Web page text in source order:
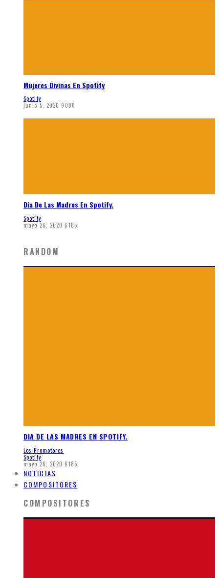
Mujeres Divinas En Spotify
Spotify
junio 5, 2020 9088
Dia De Las Madres En Spotify.
Spotify
mayo 26, 2020 6185
RANDOM
DIA DE LAS MADRES EN SPOTIFY.
Los Promotores
Spotify
mayo 26, 2020 6185
NOTICIAS
COMPOSITORES
COMPOSITORES